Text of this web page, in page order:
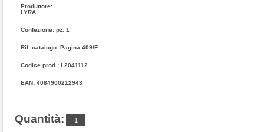
Produttore:
LYRA
Confezione: pz. 1
Rif. catalogo: Pagina 409/F
Codice prod.: L2041112
EAN: 4084900212943
Quantità: